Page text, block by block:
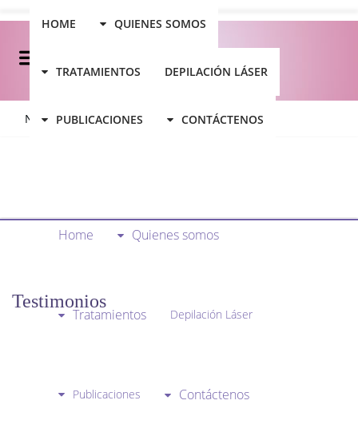
Home Quienes somos
Tratamientos Depilación Láser
Publicaciones Contáctenos
HOME QUIENES SOMOS
TRATAMIENTOS DEPILACIÓN LÁSER
PUBLICACIONES CONTÁCTENOS
No posts were found.
Testimonios